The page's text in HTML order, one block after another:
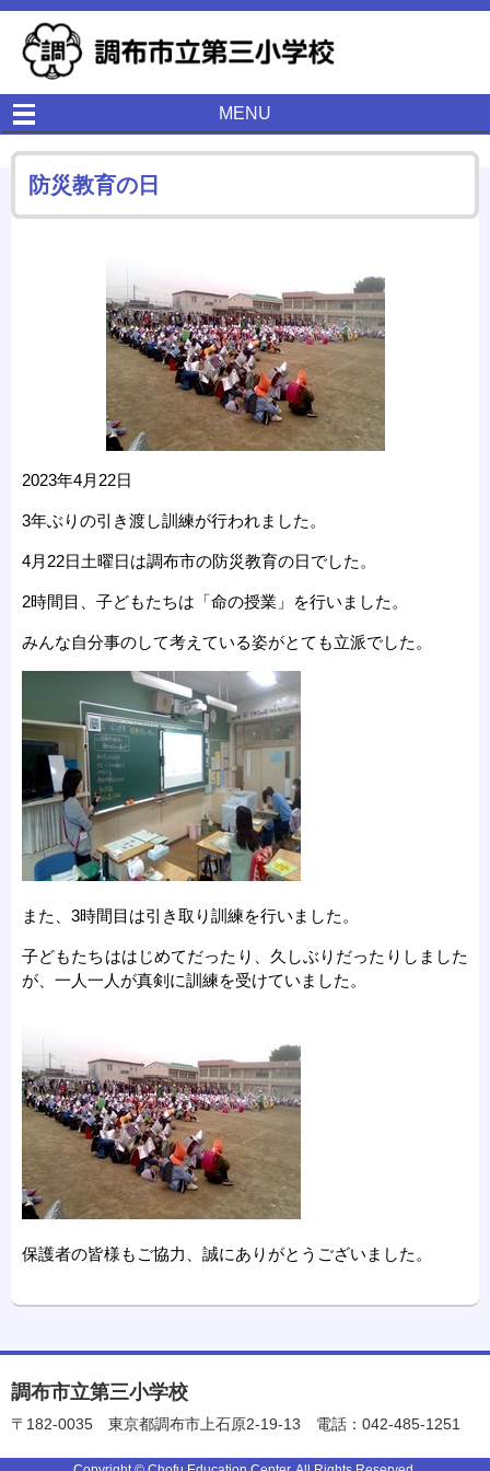
MENU
防災教育の日
2023年4月22日
3年ぶりの引き渡し訓練が行われました。
4月22日土曜日は調布市の防災教育の日でした。
2時間目、子どもたちは「命の授業」を行いました。
みんな自分事のして考えている姿がとても立派でした。
また、3時間目は引き取り訓練を行いました。
子どもたちははじめてだったり、久しぶりだったりしました
が、一人一人が真剣に訓練を受けていました。
保護者の皆様もご協力、誠にありがとうございました。
調布市立第三小学校
〒182-0035 東京都調布市上石原2-19-13 電話：042-485-1251